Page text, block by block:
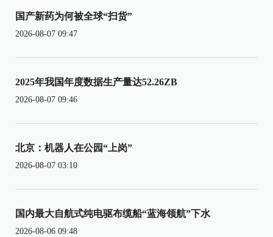
国产新药为何被全球“扫货”
2026-08-07 09:47
2025年我国年度数据生产量达52.26ZB
2026-08-07 09:46
北京：机器人在公园“上岗”
2026-08-07 03:10
国内最大自航式纯电驱布缆船“蓝海领航”下水
2026-08-06 09:48